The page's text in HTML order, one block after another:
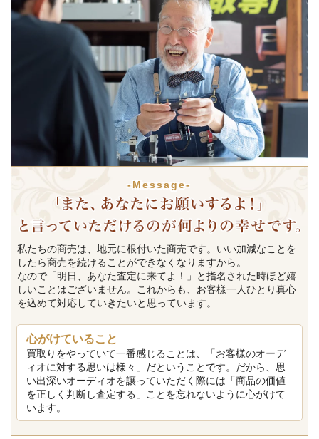
-Message-
私たちの商売は、地元に根付いた商売です。いい加減なことを
したら商売を続けることができなくなりますから。
なので「明日、あなた査定に来てよ！」と指名された時ほど嬉
しいことはございません。これからも、お客様一人ひとり真心
を込めて対応していきたいと思っています。
心がけていること
買取りをやっていて一番感じることは、「お客様のオーデ
ィオに対する思いは様々」だということです。だから、思
い出深いオーディオを譲っていただく際には「商品の価値
を正しく判断し査定する」ことを忘れないように心がけて
います。